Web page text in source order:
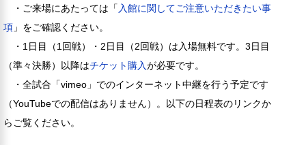
・ご来場にあたっては「 入館に関してご注意いただきたい事
項 」をご確認ください。
・1日目（1回戦）・2日目（2回戦）は入場無料です。3日目
（準々決勝）以降はチケット購入が必要です。
・全試合「vimeo」でのインターネット中継を行う予定です
（YouTubeでの配信はありません）。以下の日程表のリンクか
らご覧ください。